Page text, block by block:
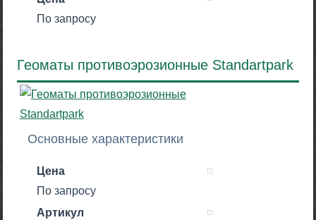
По запросу
Геоматы противоэрозионные Standartpark
Основные характеристики
Цена
По запросу
Артикул